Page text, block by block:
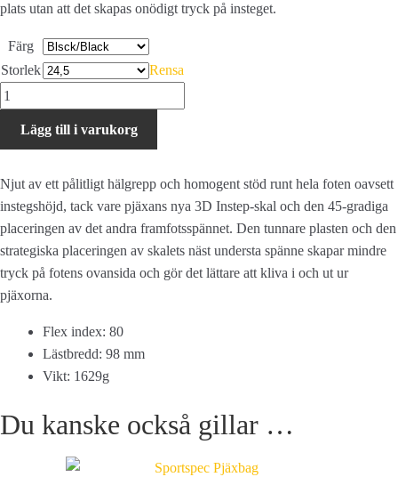
plats utan att det skapas onödigt tryck på insteget.
Färg
Storlek
Rensa
Salomon
S/PRO
ALPHA
W
GW
mängd
Lägg till i varukorg
Njut av ett pålitligt hälgrepp och homogent stöd runt hela foten oavsett
instegshöjd, tack vare pjäxans nya 3D Instep-skal och den 45-gradiga
placeringen av det andra framfotsspännet. Den tunnare plasten och den
strategiska placeringen av skalets näst understa spänne skapar mindre
tryck på fotens ovansida och gör det lättare att kliva i och ut ur
pjäxorna.
Flex index: 80
Lästbredd: 98 mm
Vikt: 1629g
Du kanske också gillar …